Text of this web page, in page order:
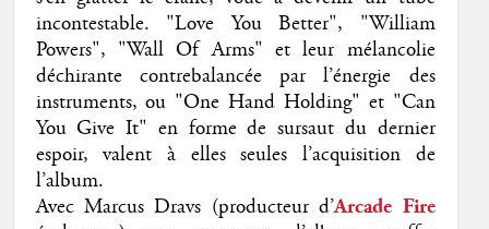
incontestable. "Love You Better", "William
Powers", "Wall Of Arms" et leur mélancolie
déchirante contrebalancée par l’énergie des
instruments, ou "One Hand Holding" et "Can
You Give It" en forme de sursaut du dernier
espoir, valent à elles seules l’acquisition de
l’album.
Avec Marcus Dravs (producteur d’Arcade Fire